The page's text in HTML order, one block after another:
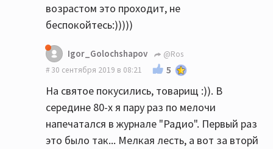
возрастом это проходит, не
беспокойтесь:)))))
Igor_Golochshapov
@Ros
30 сентября 2019 в 08:21
5
На святое покусились, товарищ :)). В
середине 80-х я пару раз по мелочи
напечатался в журнале "Радио". Первый раз
это было так... Мелкая лесть, а вот за вторй